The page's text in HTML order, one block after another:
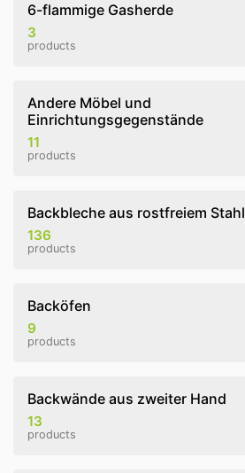
6-flammige Gasherde
3
products
Andere Möbel und
Einrichtungsgegenstände
11
products
Backbleche aus rostfreiem Stahl
136
products
Backöfen
9
products
Backwände aus zweiter Hand
13
products